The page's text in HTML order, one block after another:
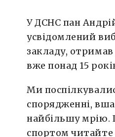
У ДСНС пан
усвідомлений
закладу, отримав
вже понад 15
Ми
спорядженні,
найбільшу мрію.
спортом читайте